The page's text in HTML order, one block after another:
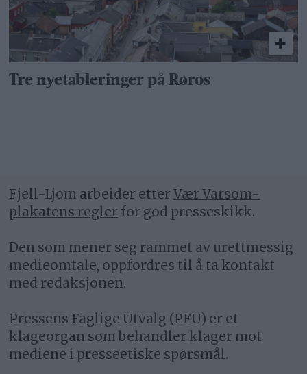
Tre nyetableringer på Røros
Fjell-Ljom arbeider etterVær Varsom-
plakatens regler for god presseskikk.
Den som mener seg rammet av urettmessig
medieomtale, oppfordres til å ta kontakt
med redaksjonen.
Pressens Faglige Utvalg (PFU) er et
klageorgan som behandler klager mot
mediene i presseetiske spørsmål.